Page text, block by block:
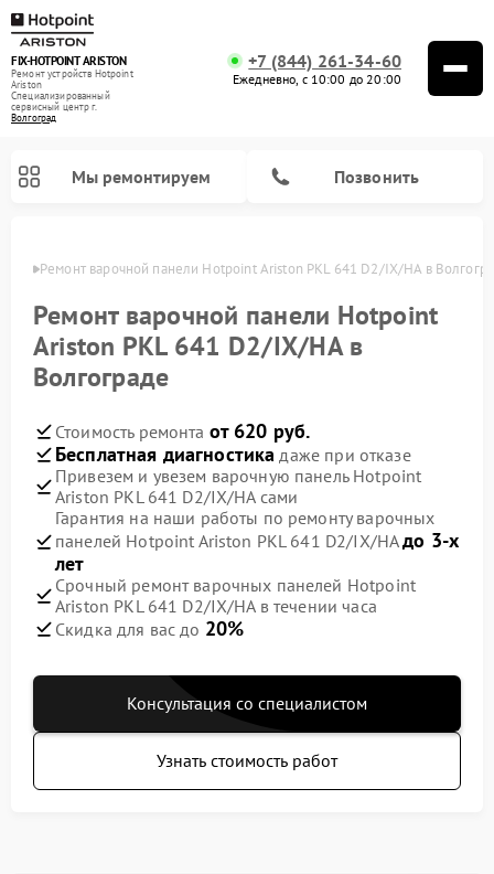
FIX-HOTPOINT ARISTON
Ремонт устройств Hotpoint
Ariston
Специализированный
cервисный центр г.
Волгоград
+7 (844) 261-34-60
Ежедневно, с 10:00 до 20:00
Мы ремонтируем Позвонить
Ремонт варочной панели Hotpoint Ariston PKL 641 D2/IX/HA в
Ремонт варочной панели Hotpoint
Ariston PKL 641 D2/IX/HA в
Волгограде
Стоимость ремонта от 620 руб.
Бесплатная диагностика даже при отказе
Привезем и увезем варочную панель Hotpoint
Ariston PKL 641 D2/IX/HA сами
Гарантия на наши работы по ремонту варочных
панелей Hotpoint Ariston PKL 641 D2/IX/HAдо 3-х
лет
Срочный ремонт варочных панелей Hotpoint
Ariston PKL 641 D2/IX/HA в течении часа
Скидка для вас до 20%
Консультация со специалистом
Узнать стоимость работ